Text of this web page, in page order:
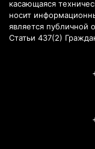
касающаяся
носит
является
Статьи 437(2)